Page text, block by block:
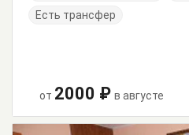
Есть трансфер
от 2000 ₽ в августе